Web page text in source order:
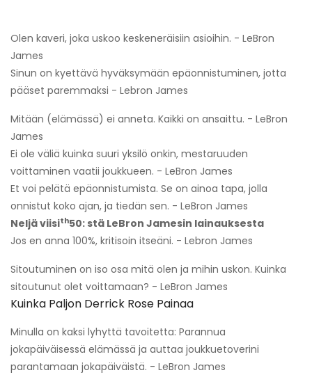
Olen kaveri, joka uskoo keskeneräisiin asioihin. - LeBron
James
Sinun on kyettävä hyväksymään epäonnistuminen, jotta
pääset paremmaksi - Lebron James
Mitään (elämässä) ei anneta. Kaikki on ansaittu. - LeBron
James
Ei ole väliä kuinka suuri yksilö onkin, mestaruuden
voittaminen vaatii joukkueen. - LeBron James
Et voi pelätä epäonnistumista. Se on ainoa tapa, jolla
onnistut koko ajan, ja tiedän sen. - LeBron James
Neljä viisith50: stä LeBron Jamesin lainauksesta
Jos en anna 100%, kritisoin itseäni. - Lebron James
Sitoutuminen on iso osa mitä olen ja mihin uskon. Kuinka
sitoutunut olet voittamaan? - LeBron James
Kuinka Paljon Derrick Rose Painaa
Minulla on kaksi lyhyttä tavoitetta: Parannua
jokapäiväisessä elämässä ja auttaa joukkuetoverini
parantamaan jokapäiväistä. - LeBron James